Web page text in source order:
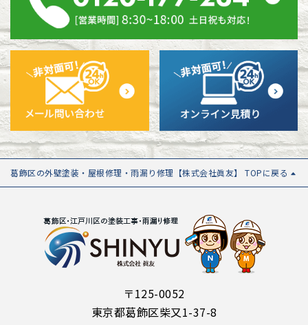
葛飾区の外壁塗装・屋根修理・雨漏り修理【株式会社眞友】 TOPに戻る
〒125-0052
東京都葛飾区柴又1-37-8